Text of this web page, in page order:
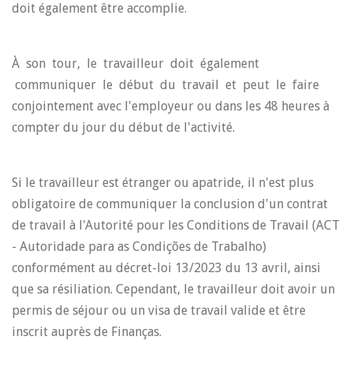
doit également être accomplie.
À son tour, le travailleur doit également
communiquer le début du travail et peut le faire
conjointement avec l'employeur ou dans les 48 heures à
compter du jour du début de l'activité.
Si le travailleur est étranger ou apatride, il n'est plus
obligatoire de communiquer la conclusion d'un contrat
de travail à l'Autorité pour les Conditions de Travail (ACT
- Autoridade para as Condições de Trabalho)
conformément au décret-loi 13/2023 du 13 avril, ainsi
que sa résiliation. Cependant, le travailleur doit avoir un
permis de séjour ou un visa de travail valide et être
inscrit auprès de Finanças.